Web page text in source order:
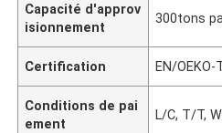
Capacité d'approv
isionnement
300tons
Certification EN/OEKO-
Conditions de pai
ement
L/C, T/T,